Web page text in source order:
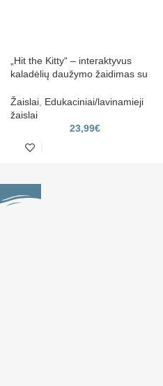
„Hit the Kitty“ – interaktyvus
kaladėlių daužymo žaidimas su
Žaislai, Edukaciniai/lavinamieji
žaislai
23,99€